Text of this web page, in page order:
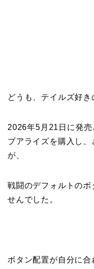
どうも、テイルズ好き
2026年5月21日に発
ブアライズを購入し
が、
戦闘のデフォルトのボ
せんでした。
ボタン配置が自分に